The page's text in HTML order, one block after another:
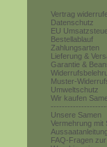
Vertrag
Datenschutz
EU
Bestellablauf
Zahlungsarten
Lieferung &
Garantie &
Muster-
Umweltschutz
Wir kaufen
Unsere Samen
Vermehrung mit
Aussaatanleitung
FAQ-Fragen